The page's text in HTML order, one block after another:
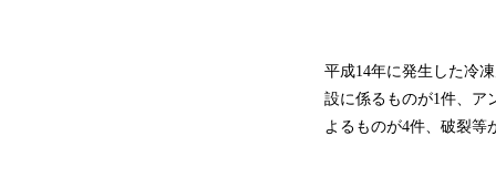
平成14年に発生した冷
設に係るものが1件、ア
よるものが4件、破裂等